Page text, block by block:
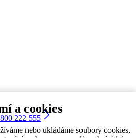
a cookies
nebo ukládáme soubory cookies,
222 555